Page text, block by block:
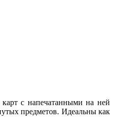
с напечатанными на ней
предметов. Идеальны как